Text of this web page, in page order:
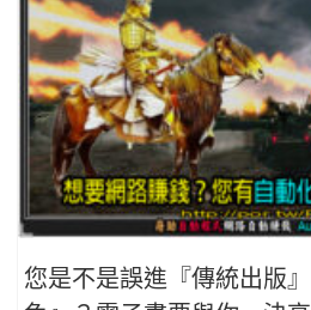
您是不是誤進『傳統出版